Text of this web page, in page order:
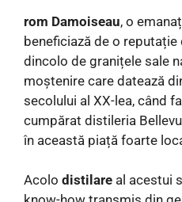
rom Damoiseau, o
beneficiază de o
dincolo de granițele sale
moștenire care datează
secolului al XX-lea, când
cumpărat distileria
în această piață foarte
Acolo distilare al acestui